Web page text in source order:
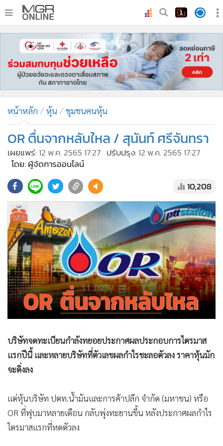
หน้าหลัก
ทันเหตุการณ์
• ภาคใต้
• บันเทิง
ผู้จัดการรายวัน
• คอลัมนิสต์
ละคร
CbizReview
• Cyber BIZ
ผู้จัดกวน
• Good health & Well-being
• Green Innovation & SD
• Management & HR
• MGR Live
• Infographic
• การเมือง
• ต่างประเทศ
Special Scoop
จีน
• ชุมชน-คุณภาพชีวิต
• อาชญากรรม
หน้าหลัก หุ้น ชุมชนคนหุ้น
OR ตื่นจากหลับใหล / สุนันท์ ศรีจันทรา
เผยแพร่: 12 พ.ค. 2565 17:27 ปรับปรุง: 12 พ.ค. 2565 17:27
โดย: ผู้จัดการออนไลน์
10,208
บริษัทจดทะเบียนกำลังทยอยประกาศผลประกอบการไตรมาส
แรกปีนี้ และหลายบริษัทที่ตัวเลขผลกำไรชะลอตัวลง ราคาหุ้นมัก
จะดิ่งลง
แต่หุ้นบริษัท ปตท.น้ำมันและการค้าปลีก จำกัด (มหาชน) หรือ
OR ที่ฟุบมาหลายเดือน กลับพุ่งทะยานขึ้น หลังประกาศผลกำไร
ไตรมาสแรกที่หดตัวลง